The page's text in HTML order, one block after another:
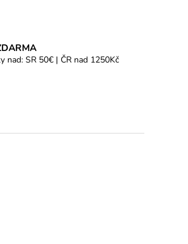
nad: SR 50€ | ČR nad 1250Kč